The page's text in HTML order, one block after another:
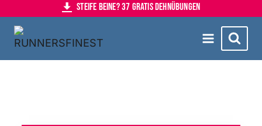
Steife Beine? 37 Gratis Dehnübungen
Zum
Inhalt